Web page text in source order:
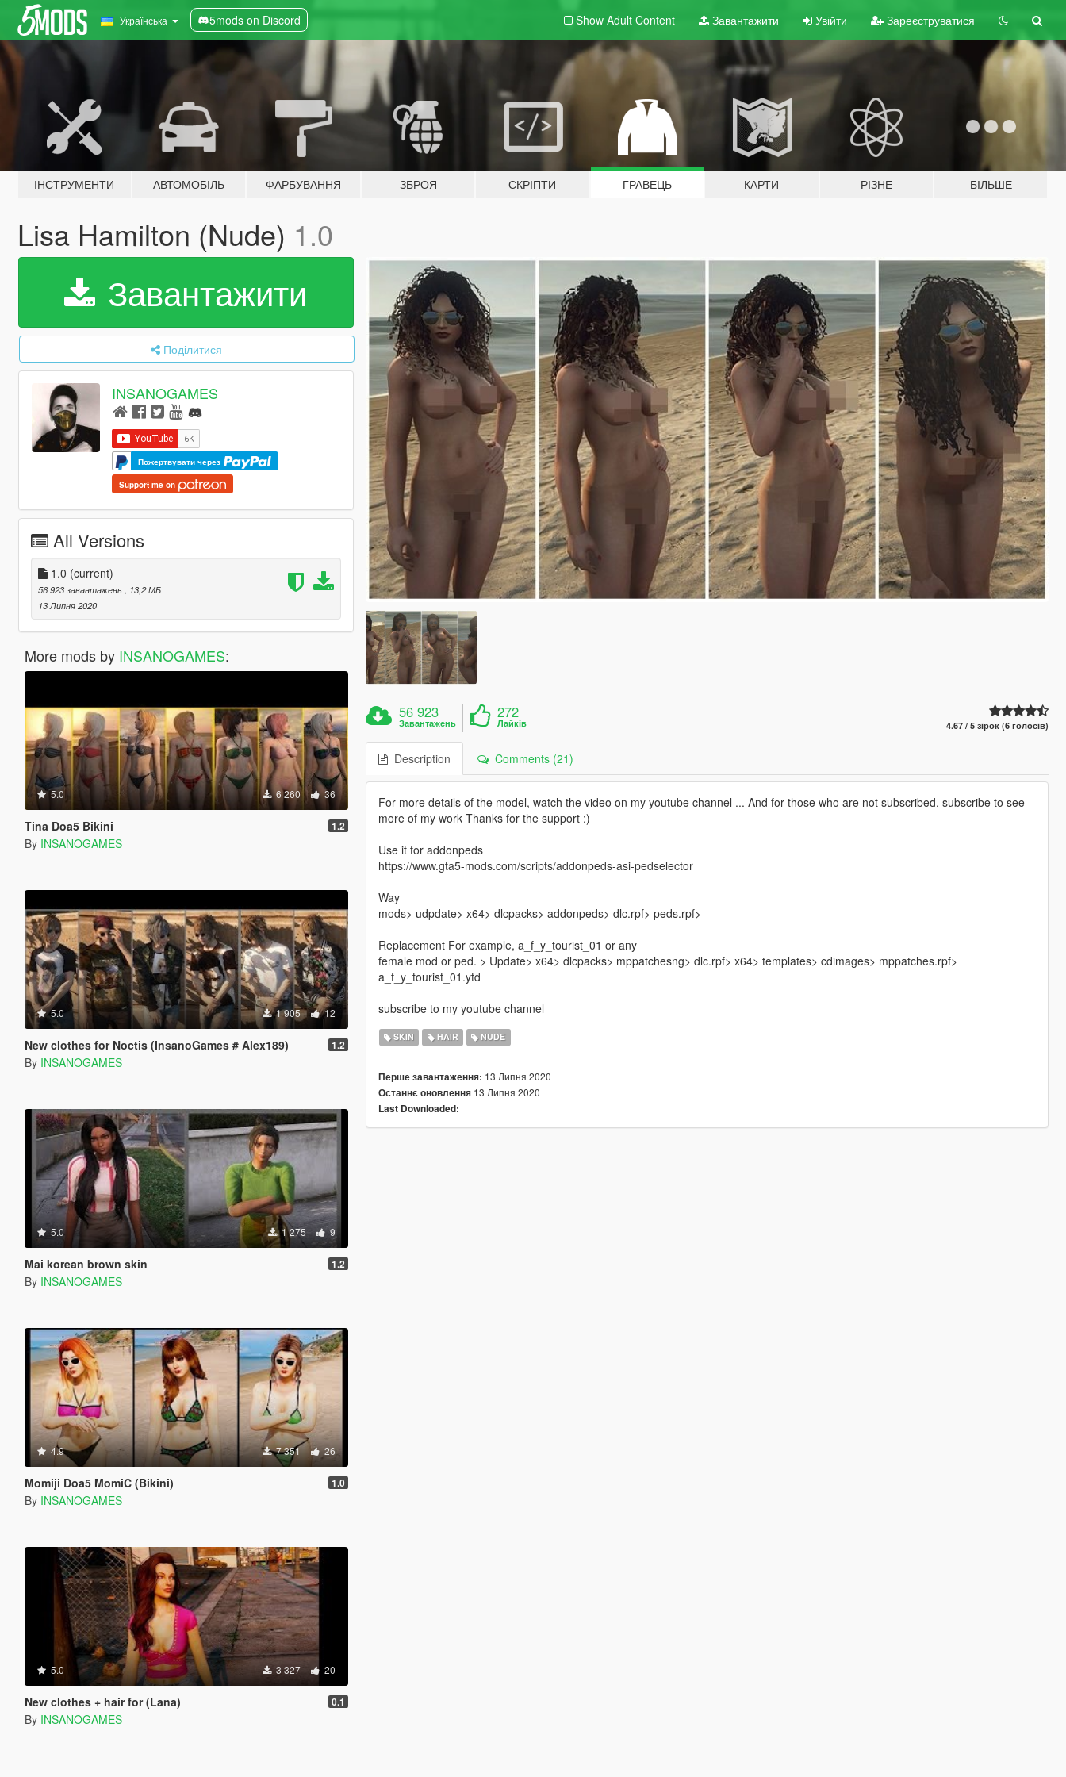
Українська 5mods on Discord Show Adult Content Завантажити Увійти Зареєструватися
ІНСТРУМЕНТИ АВТОМОБІЛЬ ФАРБУВАННЯ ЗБРОЯ СКРІПТИ ГРАВЕЦЬ КАРТИ РІЗНЕ БІЛЬШЕ
Lisa Hamilton (Nude) 1.0
Завантажити
Поділитися
INSANOGAMES
Пожертвувати через
Support me on
All Versions
1.0 (current)
56 923 завантажень
, 13,2 МБ
13 Липня 2020
More mods by INSANOGAMES:
5.0 6 260 36
Tina Doa5 Bikini 1.2
By INSANOGAMES
5.0 1 905 12
New clothes for Noctis (InsanoGames # Alex189) 1.2
By INSANOGAMES
5.0 1 275 9
Mai korean brown skin 1.2
By INSANOGAMES
4.9 7 351 26
Momiji Doa5 MomiC (Bikini) 1.0
By INSANOGAMES
5.0 3 327 20
New clothes + hair for (Lana) 0.1
By INSANOGAMES
56 923
Завантажень
272
Лайків 4.67 / 5 зірок (6 голосів)
Description Comments (21)
For more details of the model, watch the video on my youtube channel ... And for those who are not subscribed, subscribe to see
more of my work Thanks for the support :)
Use it for addonpeds
https://www.gta5-mods.com/scripts/addonpeds-asi-pedselector
Way
mods> udpdate> x64> dlcpacks> addonpeds> dlc.rpf> peds.rpf>
Replacement For example, a_f_y_tourist_01 or any
female mod or ped. > Update> x64> dlcpacks> mppatchesng> dlc.rpf> x64> templates> cdimages> mppatches.rpf>
a_f_y_tourist_01.ytd
subscribe to my youtube channel
SKIN HAIR NUDE
Перше завантаження: 13 Липня 2020
Останнє оновлення13 Липня 2020
Last Downloaded: